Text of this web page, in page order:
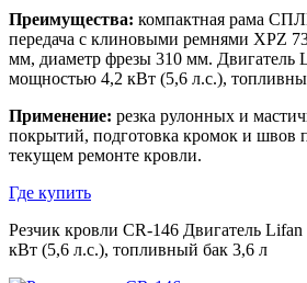
Преимущества: компактная рама
передача с клиновыми ремнями XPZ
мм, диаметр фрезы 310 мм. Двигатель
мощностью 4,2 кВт (5,6 л.с.),
Применение: резка рулонных и
покрытий, подготовка кромок и швов
текущем ремонте кровли.
Где купить
Резчик кровли CR-146 Двигатель
кВт (5,6 л.с.), топливный бак 3,6 л